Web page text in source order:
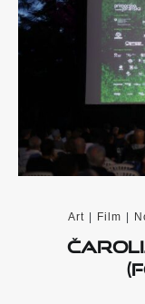
Art Film